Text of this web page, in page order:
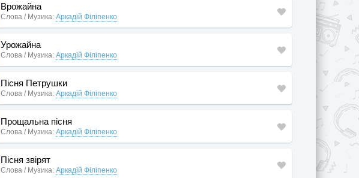
Врожайна
Слова / Музика: Аркадій Філіпенко
Урожайна
Слова / Музика: Аркадій Філіпенко
Пісня Петрушки
Слова / Музика: Аркадій Філіпенко
Прощальна пісня
Слова / Музика: Аркадій Філіпенко
Пісня звірят
Слова / Музика: Аркадій Філіпенко